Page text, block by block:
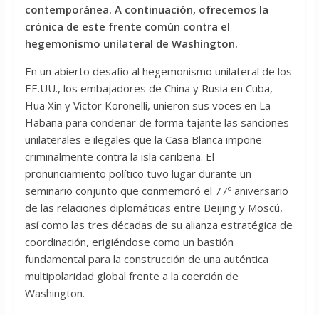
contemporánea. A continuación, ofrecemos la
crónica de este frente común contra el
hegemonismo unilateral de Washington.
En un abierto desafío al hegemonismo unilateral de los
EE.UU., los embajadores de China y Rusia en Cuba,
Hua Xin y Victor Koronelli, unieron sus voces en La
Habana para condenar de forma tajante las sanciones
unilaterales e ilegales que la Casa Blanca impone
criminalmente contra la isla caribeña. El
pronunciamiento político tuvo lugar durante un
seminario conjunto que conmemoró el 77º aniversario
de las relaciones diplomáticas entre Beijing y Moscú,
así como las tres décadas de su alianza estratégica de
coordinación, erigiéndose como un bastión
fundamental para la construcción de una auténtica
multipolaridad global frente a la coerción de
Washington.